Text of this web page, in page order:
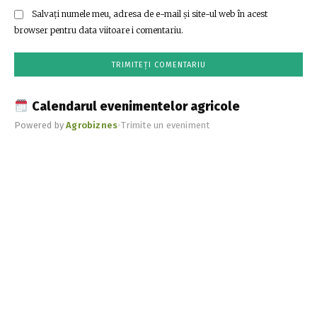
Salvați numele meu, adresa de e-mail și site-ul web în acest
browser pentru data viitoare i comentariu.
Calendarul evenimentelor agricole
Powered byAgrobiznes•Trimite un eveniment